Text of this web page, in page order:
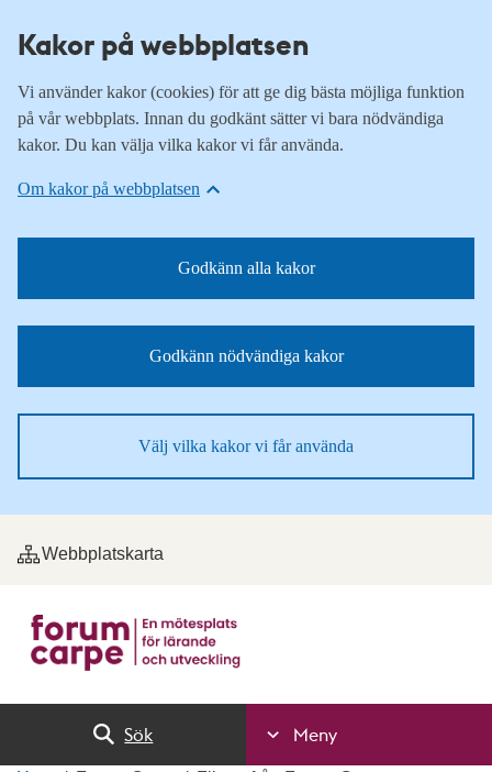
Kakor på webbplatsen
Vi använder kakor (cookies) för att ge dig bästa möjliga funktion
på vår webbplats. Innan du godkänt sätter vi bara nödvändiga
kakor. Du kan välja vilka kakor vi får använda.
Om kakor på webbplatsen
Godkänn alla kakor
Godkänn nödvändiga kakor
Välj vilka kakor vi får använda
Webbplatskarta
Sök Meny